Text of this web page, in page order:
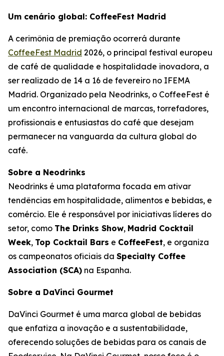
Um cenário global: CoffeeFest Madrid
A cerimônia de premiação ocorrerá durante
CoffeeFest Madrid 2026, o principal festival europeu
de café de qualidade e hospitalidade inovadora, a
ser realizado de 14 a 16 de fevereiro no IFEMA
Madrid. Organizado pela Neodrinks, o CoffeeFest é
um encontro internacional de marcas, torrefadores,
profissionais e entusiastas do café que desejam
permanecer na vanguarda da cultura global do
café.
Sobre a Neodrinks
Neodrinks é uma plataforma focada em ativar
tendências em hospitalidade, alimentos e bebidas, e
comércio. Ele é responsável por iniciativas líderes do
setor, como The Drinks Show, Madrid Cocktail
Week, Top Cocktail Bars e CoffeeFest, e organiza
os campeonatos oficiais da Specialty Coffee
Association (SCA) na Espanha.
Sobre a DaVinci Gourmet
DaVinci Gourmet é uma marca global de bebidas
que enfatiza a inovação e a sustentabilidade,
oferecendo soluções de bebidas para os canais de